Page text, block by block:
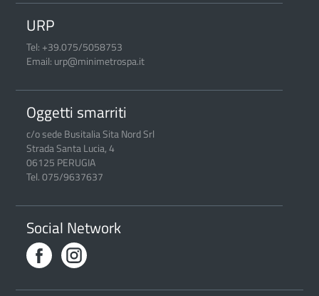
URP
Tel: +39.075/5058753
Email: urp@minimetrospa.it
Oggetti smarriti
c/o sede Busitalia Sita Nord Srl
Strada Santa Lucia, 4
06125 PERUGIA
Tel. 075/9637637
Social Network